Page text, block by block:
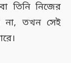
তিনি নিজের
না, তখন সেই